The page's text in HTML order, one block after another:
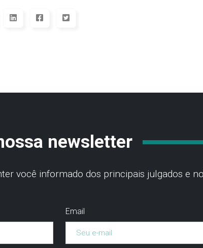
newsletter
você informado dos principais julgados e
Email